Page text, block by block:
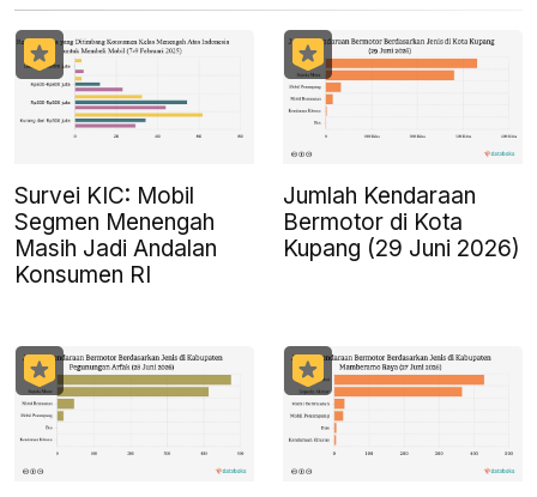
Survei KIC: Mobil
Segmen Menengah
Masih Jadi Andalan
Konsumen RI
Jumlah Kendaraan
Bermotor di Kota
Kupang (29 Juni 2026)